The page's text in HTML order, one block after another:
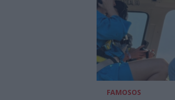
FAMOSOS